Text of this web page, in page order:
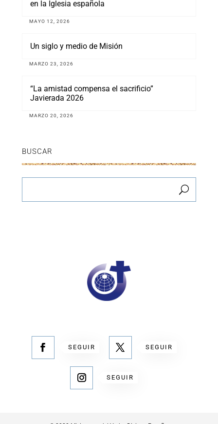
en la Iglesia española
MAYO 12, 2026
Un siglo y medio de Misión
MARZO 23, 2026
“La amistad compensa el sacrificio”
Javierada 2026
MARZO 20, 2026
BUSCAR
SEGUIR SEGUIR
SEGUIR